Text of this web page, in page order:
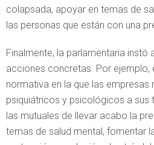
colapsada, apoyar en temas de
las personas que están con una
Finalmente, la parlamentaria instó
acciones concretas. Por ejemplo,
normativa en la que las empresas
psiquiátricos y psicológicos a sus
las mutuales de llevar acabo la
temas de salud mental, fomentar